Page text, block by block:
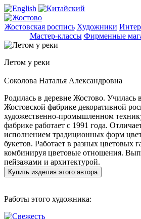
Жостовская роспись Художники
Мастер-классы Фирменные
Летом у реки
Соколова Наталья Александровна
Родилась в деревне Жостово. Училась
Жостовской фабрике декоративной
художественно-промышленном
фабрике работает с 1991 года.
исполнением традиционных форм
букетов. Работает в разных цветовых
комбинируя цветовые отношения.
пейзажами и архитектурой.
Купить изделия этого автора
Работы этого художника: